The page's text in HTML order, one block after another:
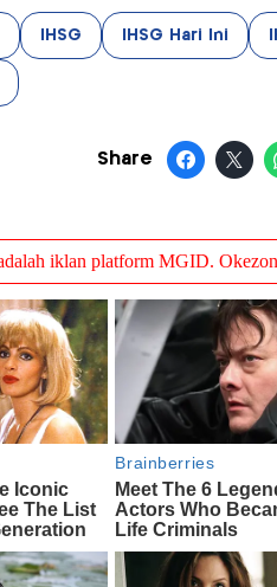
IHSG IHSG Hari Ini
Share